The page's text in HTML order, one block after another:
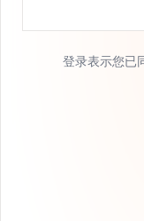
登录表示您已